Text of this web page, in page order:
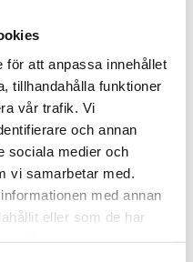
för att anpassa innehållet
tillhandahålla funktioner
vår trafik. Vi
och annan
sociala medier och
vi samarbetar med.
med annan
eller som de har
i varukorgen